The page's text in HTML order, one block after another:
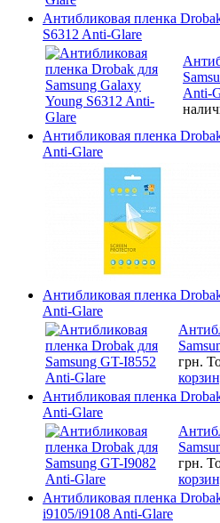
Антибликовая пленка
S6312 Anti-Glare
Anti-
Антибликовая пленка
Anti-Glare
Антибликовая пленка
Anti-Glare
грн.
Антибликовая пленка
Anti-Glare
грн.
Антибликовая пленка
i9105/i9108 Anti-Glare